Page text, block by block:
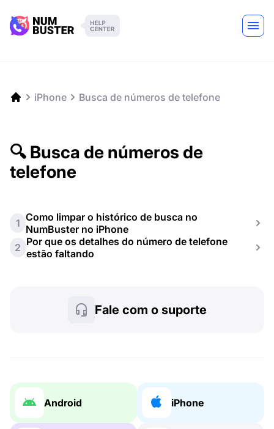
iPhone Busca de números de telefone
🔍 Busca de números de
telefone
1 Como limpar o histórico de busca no
NumBuster no iPhone
2 Por que os detalhes do número de telefone
estão faltando
Fale com o suporte
Android iPhone